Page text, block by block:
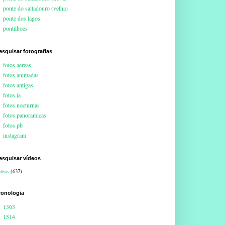
ponte do saltadouro (velha)
ponte dos lagos
pontilhoes
fotografias
fotos aereas
fotos animadas
fotos antigas
fotos ia
fotos nocturnas
fotos panoramicas
fotos pb
instagram
vídeos
(637)
1363
1514